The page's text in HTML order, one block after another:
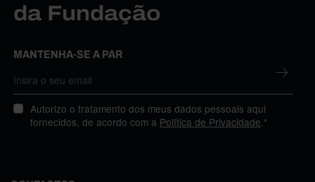
da Fundação
MANTENHA-SE A PAR
Autorizo o tratamento dos meus dados pessoais aqui
fornecidos, de acordo com a Política de Privacidade .*